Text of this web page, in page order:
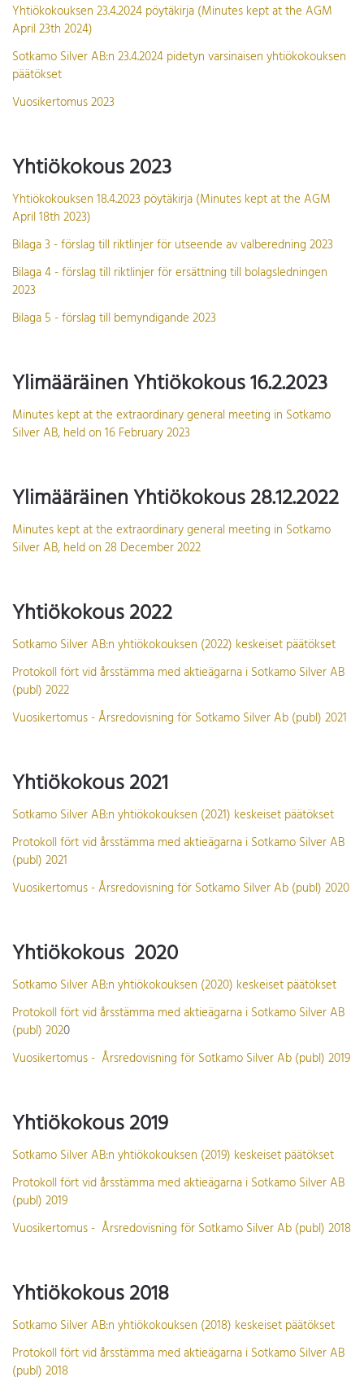
Yhtiökokouksen 23.4.2024 pöytäkirja (Minutes kept at the AGM
April 23th 2024)
Sotkamo Silver AB:n 23.4.2024 pidetyn varsinaisen yhtiökokouksen
päätökset
Vuosikertomus 2023
Yhtiökokous 2023
Yhtiökokouksen 18.4.2023 pöytäkirja (Minutes kept at the AGM
April 18th 2023)
Bilaga 3 - förslag till riktlinjer för utseende av valberedning 2023
Bilaga 4 - förslag till riktlinjer för ersättning till bolagsledningen
2023
Bilaga 5 - förslag till bemyndigande 2023
Ylimääräinen Yhtiökokous 16.2.2023
Minutes kept at the extraordinary general meeting in Sotkamo
Silver AB, held on 16 February 2023
Ylimääräinen Yhtiökokous 28.12.2022
Minutes kept at the extraordinary general meeting in Sotkamo
Silver AB, held on 28 December 2022
Yhtiökokous 2022
Sotkamo Silver AB:n yhtiökokouksen (2022) keskeiset päätökset
Protokoll fört vid årsstämma med aktieägarna i Sotkamo Silver AB
(publ) 2022
Vuosikertomus - Årsredovisning för Sotkamo Silver Ab (publ) 2021
Yhtiökokous 2021
Sotkamo Silver AB:n yhtiökokouksen (2021) keskeiset päätökset
Protokoll fört vid årsstämma med aktieägarna i Sotkamo Silver AB
(publ) 2021
Vuosikertomus - Årsredovisning för Sotkamo Silver Ab (publ) 2020
Yhtiökokous 2020
Sotkamo Silver AB:n yhtiökokouksen (2020) keskeiset päätökset
Protokoll fört vid årsstämma med aktieägarna i Sotkamo Silver AB
(publ) 2020
Vuosikertomus - Årsredovisning för Sotkamo Silver Ab (publ) 2019
Yhtiökokous 2019
Sotkamo Silver AB:n yhtiökokouksen (2019) keskeiset päätökset
Protokoll fört vid årsstämma med aktieägarna i Sotkamo Silver AB
(publ) 2019
Vuosikertomus - Årsredovisning för Sotkamo Silver Ab (publ) 2018
Yhtiökokous 2018
Sotkamo Silver AB:n yhtiökokouksen (2018) keskeiset päätökset
Protokoll fört vid årsstämma med aktieägarna i Sotkamo Silver AB
(publ) 2018